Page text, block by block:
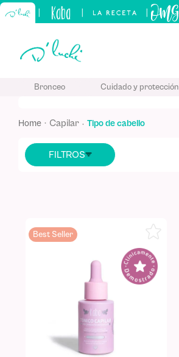
Bronceo Cuidado y protección
capilar tipo de cabello
Best Seller